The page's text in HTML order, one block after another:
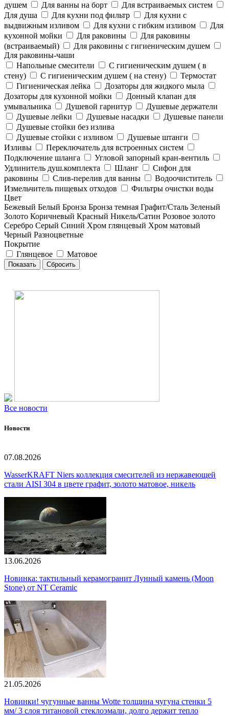
душем
Для ванны на борт
Для встраиваемых систем
Для душа
Для кухни под фильтр
Для кухни с
выдвижным изливом
Для кухни с гибким изливом
Для
кухонной мойки
Для раковины
Для раковины
(встраиваемый)
Для раковины с гигиеническим душем
Для раковины-чаши
Напольные смесители
С гигиеническим душем ( в
стену)
С гигиеническим душем ( на стену)
Термостат
Гигиеническая лейка
Дозаторы для жидкого мыла
Дозаторы для кухонной мойки
Донный клапан для
умывальника
Душевой гарнитур
Душевые держатели
Душевые лейки
Душевые насадки
Душевые панели
Душевые стойки без излива
Душевые стойки с изливом
Душевые штанги
Изливы
Переключатель для встроенных систем
Подключение шланга
Угловой запорный кран-вентиль
Удлинитель душ.комплекта
Шланг
Сифон для
раковины
Слив-перелив для ванны
Водоочиститель
Измельчитель пищевых отходов
Фильтры очистки воды
Цвет
Бежевый Белый Бронза Бронза темная Графит/Сталь Зеленый
Золото Коричневый Красный Никель/Сатин Розовое золото
Серебро Серый Синий Хром глянцевый Хром матовый
Черный Разноцветные
Покрытие
Глянцевое
Матовое
Все новости
Новости
07.08.2026
WasserKRAFT Niers коллекция смесителей из нержавеющей
стали AISI 304 в цвете графит, золото матовое, никель
13.06.2026
Новинка: тактильный керамогранит Лунный камень (Moon
Stone) от NT Ceramic
21.05.2026
Новинки! чугунные ванны Wotte толщина чугуна стенки 5
мм/ 3 слоя титановой стеклоэмали, долго держит тепло